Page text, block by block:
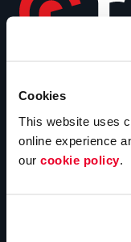
Cookies
This website uses
online experience
our cookie policy.